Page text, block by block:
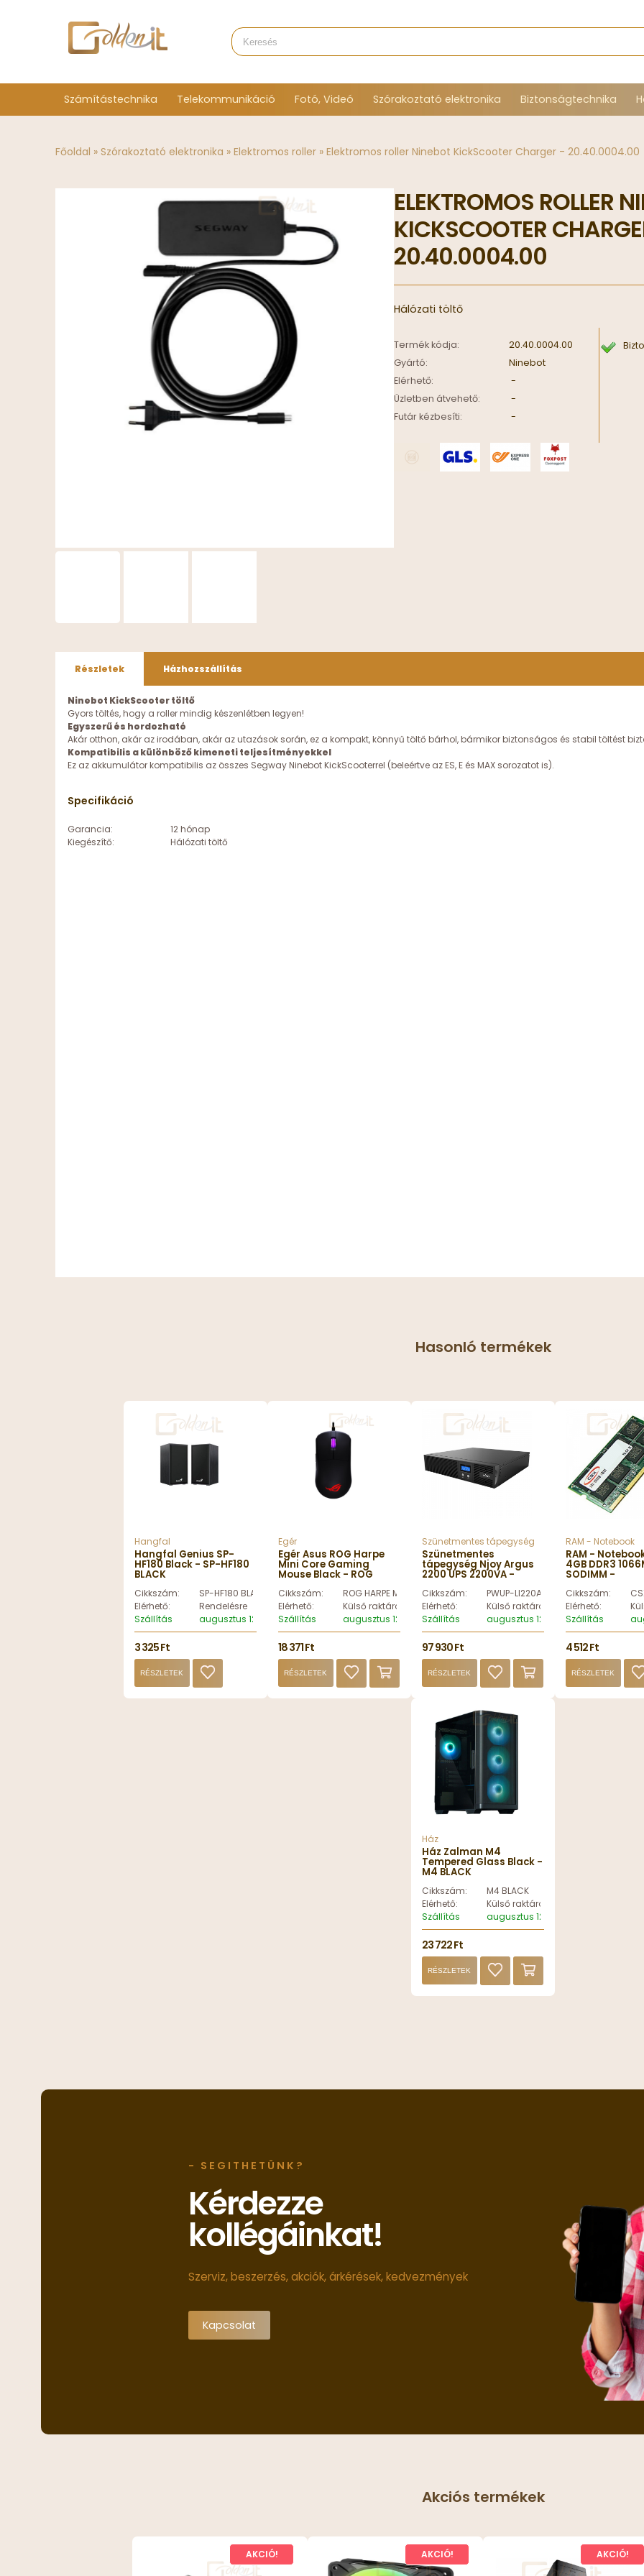
Számítástechnika Telekommunikáció Fotó, Videó Szórakoztató elektronika Biztonságtechnika
Főoldal »Szórakoztató elektronika »Elektromos roller »Elektromos roller Ninebot KickScooter Charger - 20.40.0004.00
ELEKTROMOS ROLLER
KICKSCOOTER
20.40.0004.00
Hálózati töltő
Termék kódja:
20.40.0004.00
Gyártó:
Ninebot
Elérhető:
-
Üzletben átvehető:
-
Futár kézbesíti:
-
Részletek Házhozszállítás
Ninebot KickScooter töltő
Gyors töltés, hogy a roller mindig készenlétben legyen!
Egyszerű és hordozható
Akár otthon, akár az irodában, akár az utazások során, ez a kompakt, könnyű töltő bárhol, bármikor biztonságos és stabil töltést
Kompatibilis a különböző kimeneti teljesítményekkel
Ez az akkumulátor kompatibilis az összes Segway Ninebot KickScooterrel (beleértve az ES, E és MAX sorozatot is).
Specifikáció
Garancia:
12 hónap
Kiegészítő:
Hálózati töltő
Hasonló termékek
Hangfal
Hangfal Genius SP-
HF180 Black - SP-HF180
BLACK
Cikkszám:
SP-HF180 BLACK
Elérhető:
Rendelésre
Szállítás
augusztus 12, szerda
3 325 Ft
RÉSZLETEK
Egér
Egér Asus ROG Harpe
Mini Core Gaming
Mouse Black - ROG
Cikkszám:
ROG HARPE MINI CORE
Elérhető:
Külső raktáron
Szállítás
augusztus 12, szerda
18 371 Ft
RÉSZLETEK
Szünetmentes tápegység
Szünetmentes
tápegység Njoy Argus
2200 UPS 2200VA -
Cikkszám:
PWUP-LI220AG-CG01B
Elérhető:
Külső raktáron
Szállítás
augusztus 12, szerda
97 930 Ft
RÉSZLETEK
RAM - Notebook
RAM -
4GB DDR3
SODIMM -
4GB
Cikkszám:
Elérhető:
Szállítás
4 512 Ft
RÉSZLETEK
Ház
Ház Zalman M4
Tempered Glass Black -
M4 BLACK
Cikkszám:
M4 BLACK
Elérhető:
Külső raktáron
Szállítás
augusztus 12, szerda
23 722 Ft
RÉSZLETEK
- SEGITHETÜNK?
Kérdezze
kollégáinkat!
Szerviz, beszerzés, akciók, árkérések, kedvezmények
Kapcsolat
Akciós termékek
AKCIÓ! AKCIÓ! AKCIÓ!